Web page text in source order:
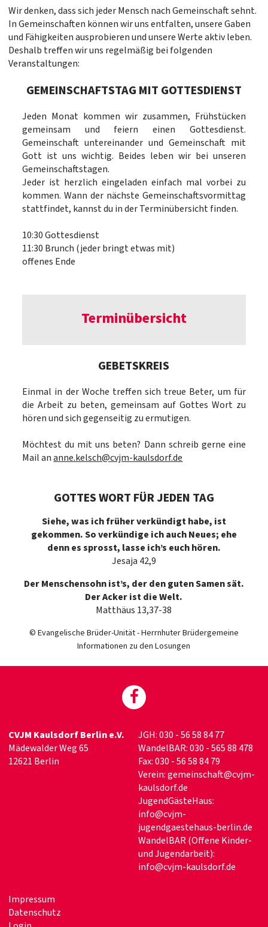
Wir denken, dass sich jeder Mensch nach Gemeinschaft sehnt.
In Gemeinschaften können wir uns entfalten, unsere Gaben
und Fähigkeiten ausprobieren und unsere Werte aktiv leben.
Deshalb treffen wir uns regelmäßig bei folgenden
Veranstaltungen:
GEMEINSCHAFTSTAG MIT GOTTESDIENST
Jeden Monat kommen wir zusammen, Frühstücken
gemeinsam und feiern einen Gottesdienst.
Gemeinschaft untereinander und Gemeinschaft mit
Gott ist uns wichtig. Beides leben wir bei unseren
Gemeinschaftstagen.
Jeder ist herzlich eingeladen einfach mal vorbei zu
kommen. Wann der nächste Gemeinschaftsvormittag
stattfindet, kannst du in der Terminübersicht finden.
10:30 Gottesdienst
11:30 Brunch (jeder bringt etwas mit)
offenes Ende
Terminübersicht
GEBETSKREIS
Einmal in der Woche treffen sich treue Beter, um für
die Arbeit zu beten, gemeinsam auf Gottes Wort zu
hören und sich gegenseitig zu ermutigen.
Möchtest du mit uns beten? Dann schreib gerne eine
Mail ananne.kelsch@cvjm-kaulsdorf.de
GOTTES WORT FÜR JEDEN TAG
Siehe, was ich früher verkündigt habe, ist
gekommen. So verkündige ich auch Neues; ehe
denn es sprosst, lasse ich’s euch hören.
Jesaja 42,9
Der Menschensohn ist’s, der den guten Samen sät.
Der Acker ist die Welt.
Matthäus 13,37-38
© Evangelische Brüder-Unität - Herrnhuter Brüdergemeine
Informationen zu den Losungen
CVJM Kaulsdorf Berlin e.V.
Mädewalder Weg 65
12621 Berlin
JGH: 030 - 56 58 84 77
WandelBAR: 030 - 565 88 478
Fax: 030 - 56 58 84 79
Verein:gemeinschaft@cvjm-
kaulsdorf.de
JugendGästeHaus:
info@cvjm-
jugendgaestehaus-berlin.de
WandelBAR (Offene Kinder-
und Jugendarbeit):
info@cvjm-kaulsdorf.de
Impressum
Datenschutz